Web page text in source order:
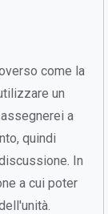
come la
un
a
quindi
In
a cui poter